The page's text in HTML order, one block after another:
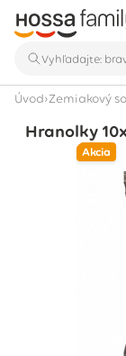
Úvod›Zemiakový
Hranolky
Akcia